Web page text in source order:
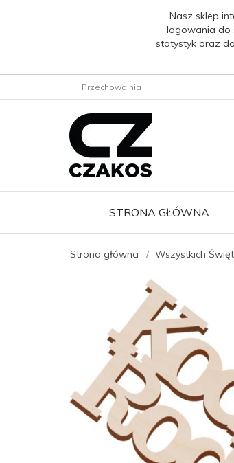
Nasz sklep
logowania do
statystyk oraz
Przechowalnia
STRONA GŁÓWNA
Strona główna Wszystkich